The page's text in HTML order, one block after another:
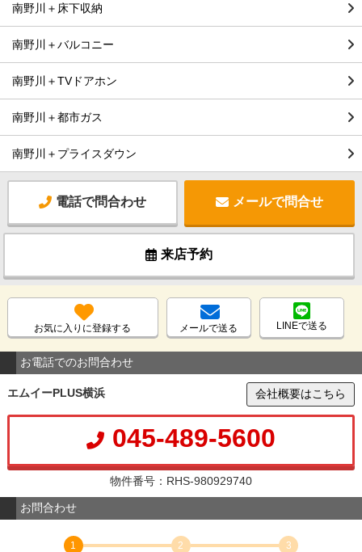
南野川＋床下収納
南野川＋バルコニー
南野川＋TVドアホン
南野川＋都市ガス
南野川＋プライスダウン
電話で問合わせ メールで問合せ
来店予約
お気に入りに登録する メールで送る LINEで送る
お電話でのお問合わせ
エムイーPLUS横浜 会社概要はこちら
045-489-5600
物件番号：RHS-980929740
お問合わせ
1
2
3